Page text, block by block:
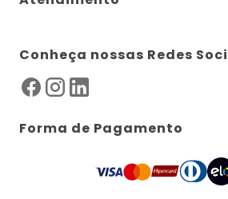
Conheça nossas Redes
Forma de Pagamento